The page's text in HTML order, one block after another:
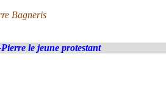
Bagneris
le jeune protestant